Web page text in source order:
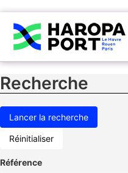
Recherche
Réinitialiser
Référence